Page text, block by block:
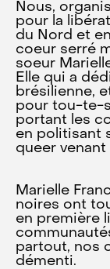
Nous,
pour la
du Nord et
coeur serré
soeur
Elle qui a
brésilienne,
pour tou-te-
portant les
en politisant
queer
Marielle
noires ont
en première
partout, nos
démenti.